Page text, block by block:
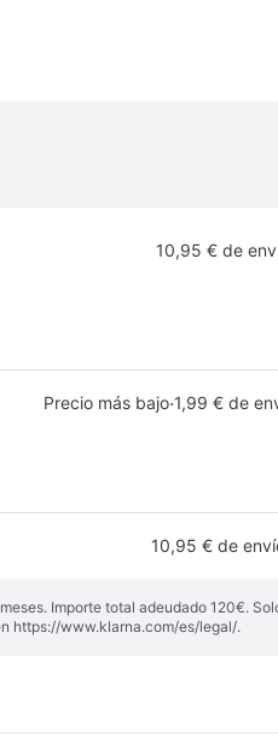
10,95 € de
Precio más bajo·1,99 € de
10,95 € de
Importe total adeudado 120€.
https://www.klarna.com/es/legal/.